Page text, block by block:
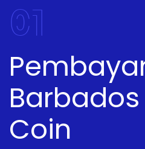
01
Barbados
Coin